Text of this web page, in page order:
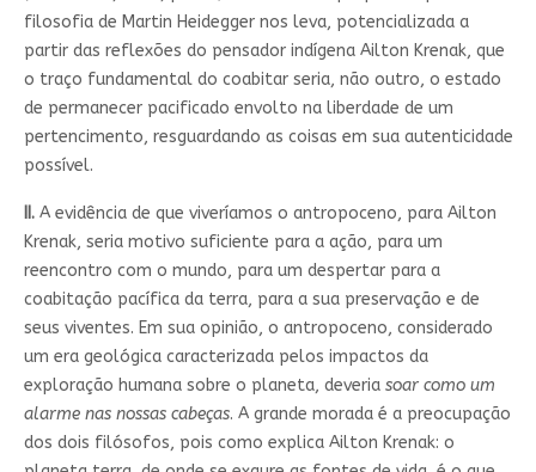
filosofia de Martin Heidegger nos leva, potencializada a
partir das reflexões do pensador indígena Ailton Krenak, que
o traço fundamental do coabitar seria, não outro, o estado
de permanecer pacificado envolto na liberdade de um
pertencimento, resguardando as coisas em sua autenticidade
possível.
II. A evidência de que viveríamos o antropoceno, para Ailton
Krenak, seria motivo suficiente para a ação, para um
reencontro com o mundo, para um despertar para a
coabitação pacífica da terra, para a sua preservação e de
seus viventes. Em sua opinião, o antropoceno, considerado
um era geológica caracterizada pelos impactos da
exploração humana sobre o planeta, deveria soar como um
alarme nas nossas cabeças. A grande morada é a preocupação
dos dois filósofos, pois como explica Ailton Krenak: o